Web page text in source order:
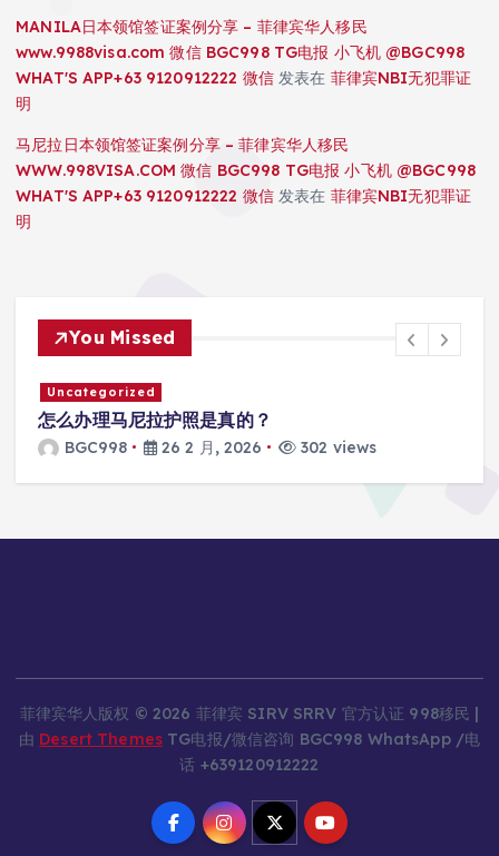
MANILA日本领馆签证案例分享 – 菲律宾华人移民
www.9988visa.com 微信 BGC998 TG电报 小飞机 @BGC998
WHAT'S APP+63 9120912222 微信发表在 菲律宾NBI无犯罪证
明
马尼拉日本领馆签证案例分享 – 菲律宾华人移民
WWW.998VISA.COM 微信 BGC998 TG电报 小飞机 @BGC998
WHAT'S APP+63 9120912222 微信发表在 菲律宾NBI无犯罪证
明
You Missed
Uncategorized
怎么办理马尼拉护照是真的？
BGC998 26 2 月, 2026 302 views
菲律宾华人版权 © 2026 菲律宾 SIRV SRRV 官方认证 998移民 |
由 Desert Themes TG电报/微信咨询 BGC998 WhatsApp /电
话 +639120912222